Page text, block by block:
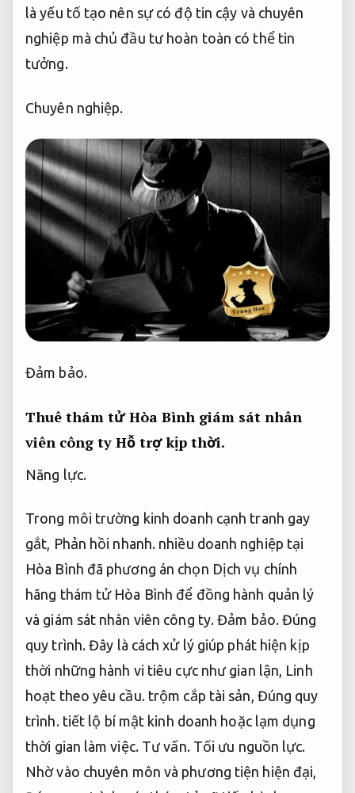
là yếu tố tạo nên sự có độ tin cậy và chuyên
nghiệp mà chủ đầu tư hoàn toàn có thể tin
tưởng.
Chuyên nghiệp.
Đảm bảo.
Thuê thám tử Hòa Bình giám sát nhân
viên công ty Hỗ trợ kịp thời.
Năng lực.
Trong môi trường kinh doanh cạnh tranh gay
gắt, Phản hồi nhanh. nhiều doanh nghiệp tại
Hòa Bình đã phương án chọn Dịch vụ chính
hãng thám tử Hòa Bình để đồng hành quản lý
và giám sát nhân viên công ty.Đảm bảo. Đúng
quy trình. Đây là cách xử lý giúp phát hiện kịp
thời những hành vi tiêu cực như gian lận, Linh
hoạt theo yêu cầu.trộm cắp tài sản, Đúng quy
trình.tiết lộ bí mật kinh doanh hoặc lạm dụng
thời gian làm việc. Tư vấn. Tối ưu nguồn lực.
Nhờ vào chuyên môn và phương tiện hiện đại,